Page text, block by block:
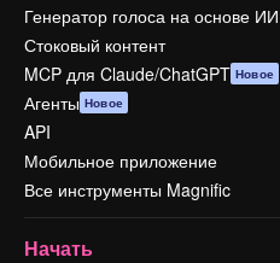
Генератор голоса на основе ИИ
Стоковый контент
MCP для Claude/ChatGPT Новое
Агенты Новое
API
Мобильное приложение
Все инструменты Magnific
Начать